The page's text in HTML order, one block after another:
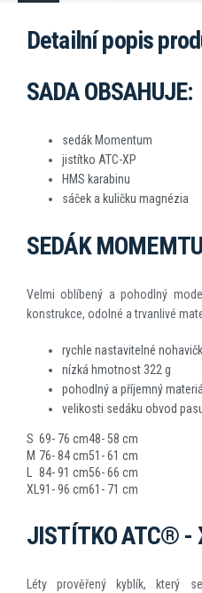
Detailní popis
SADA OBSAHUJE:
sedák Momentum
jistítko ATC-XP
HMS karabinu
sáček a kuličku magnézia
SEDÁK
Velmi oblíbený a pohodlný
konstrukce, odolné a trvanlivé
rychle nastavitelné
nízká hmotnost 322 g
pohodlný a příjemný materiál
velikosti sedáku obvod
S 69- 76 cm48- 58 cm
M 76- 84 cm51- 61 cm
L 84- 91 cm56- 66 cm
XL91- 96 cm61- 71 cm
JISTÍTKO ATC® -
Léty prověřený kyblík, který